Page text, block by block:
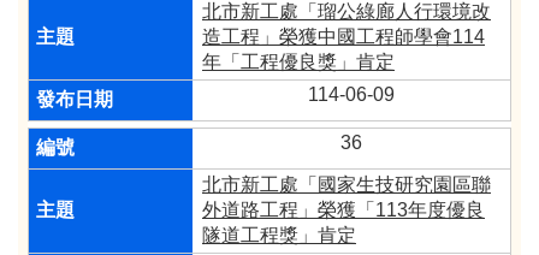
北市新工處「瑠公綠廊人行環境改
造工程」榮獲中國工程師學會114
年「工程優良獎」肯定
114-06-09
36
北市新工處「國家生技研究園區聯
外道路工程」榮獲「113年度優良
隧道工程獎」肯定